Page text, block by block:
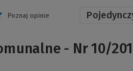
Poznaj opinie
- Nr 10/